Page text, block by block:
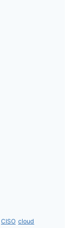
CISO cloud